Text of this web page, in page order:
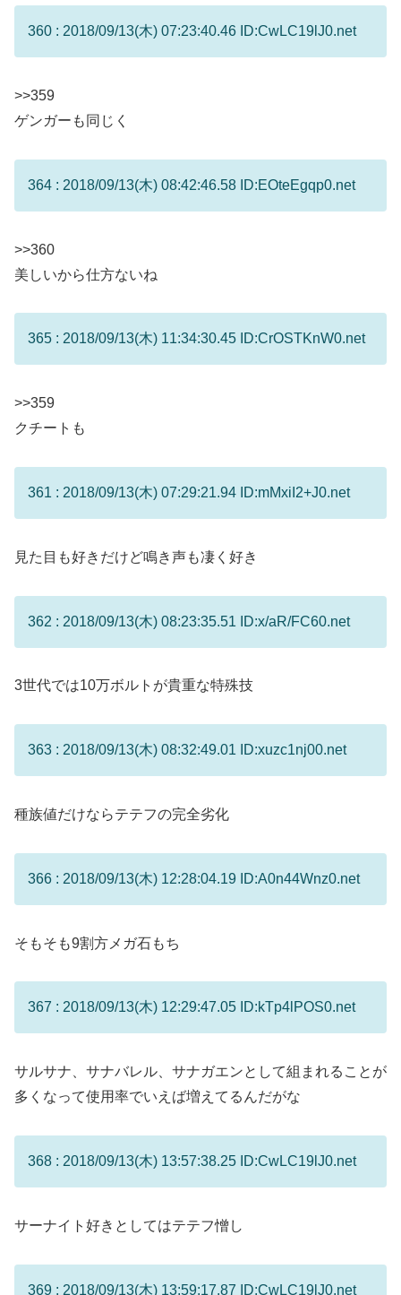
360 : 2018/09/13(木) 07:23:40.46 ID:CwLC19lJ0.net
>>359
ゲンガーも同じく
364 : 2018/09/13(木) 08:42:46.58 ID:EOteEgqp0.net
>>360
美しいから仕方ないね
365 : 2018/09/13(木) 11:34:30.45 ID:CrOSTKnW0.net
>>359
クチートも
361 : 2018/09/13(木) 07:29:21.94 ID:mMxiI2+J0.net
見た目も好きだけど鳴き声も凄く好き
362 : 2018/09/13(木) 08:23:35.51 ID:x/aR/FC60.net
3世代では10万ボルトが貴重な特殊技
363 : 2018/09/13(木) 08:32:49.01 ID:xuzc1nj00.net
種族値だけならテテフの完全劣化
366 : 2018/09/13(木) 12:28:04.19 ID:A0n44Wnz0.net
そもそも9割方メガ石もち
367 : 2018/09/13(木) 12:29:47.05 ID:kTp4lPOS0.net
サルサナ、サナバレル、サナガエンとして組まれることが
多くなって使用率でいえば増えてるんだがな
368 : 2018/09/13(木) 13:57:38.25 ID:CwLC19lJ0.net
サーナイト好きとしてはテテフ憎し
369 : 2018/09/13(木) 13:59:17.87 ID:CwLC19lJ0.net